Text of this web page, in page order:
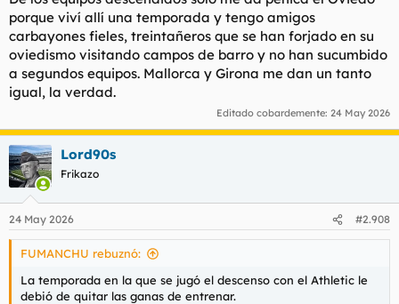
porque viví allí una temporada y tengo amigos
carbayones fieles, treintañeros que se han forjado en su
oviedismo visitando campos de barro y no han sucumbido
a segundos equipos. Mallorca y Girona me dan un tanto
igual, la verdad.
Editado cobardemente: 24 May 2026
Lord90s
Frikazo
24 May 2026 #2.908
FUMANCHU rebuznó:
La temporada en la que se jugó el descenso con el Athletic le
debió de quitar las ganas de entrenar.